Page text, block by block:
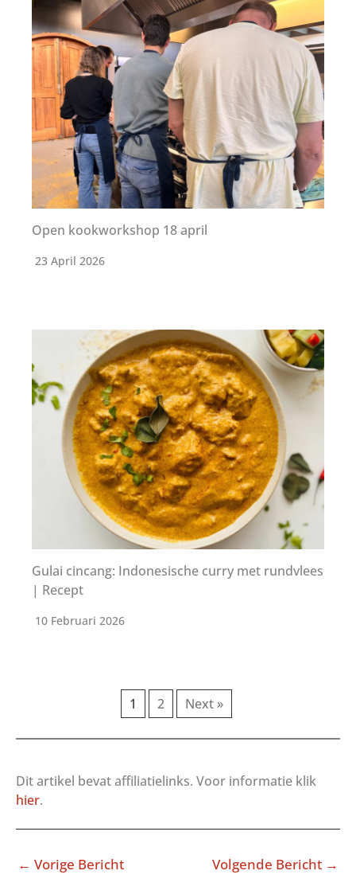
Open kookworkshop 18 april
23 April 2026
Gulai cincang: Indonesische curry met rundvlees
| Recept
10 Februari 2026
1 2 Next »
Dit artikel bevat affiliatielinks. Voor informatie klik
hier.
← Vorige Bericht Volgende Bericht →